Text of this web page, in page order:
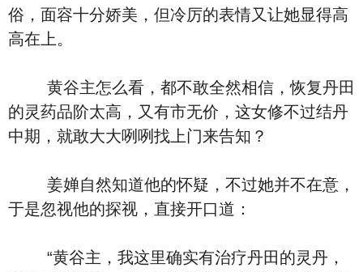
俗，面容十分娇美，但冷厉的表情又让她显得高
高在上。
黄谷主怎么看，都不敢全然相信，恢复丹田
的灵药品阶太高，又有市无价，这女修不过结丹
中期，就敢大大咧咧找上门来告知？
姜婵自然知道他的怀疑，不过她并不在意，
于是忽视他的探视，直接开口道：
“黄谷主，我这里确实有治疗丹田的灵丹，